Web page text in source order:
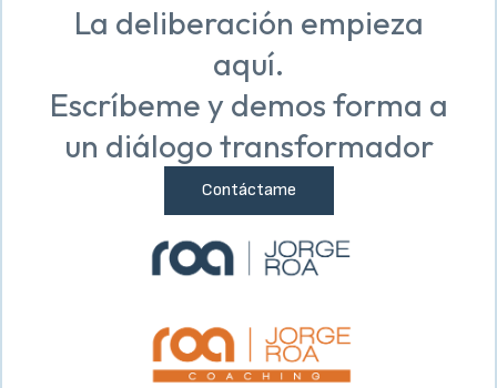
La deliberación empieza
aquí.
Escríbeme y demos forma a
un diálogo transformador
Contáctame